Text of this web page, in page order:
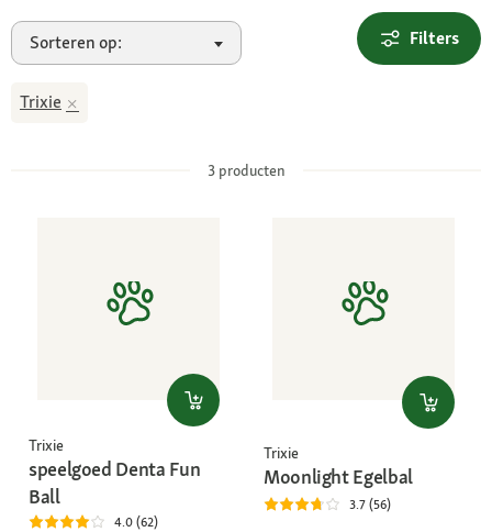
Sorteren op: Filters
Trixie
3producten
Trixie
speelgoed Denta Fun
Ball
4.0 (62)
Trixie
Moonlight Egelbal
3.7 (56)